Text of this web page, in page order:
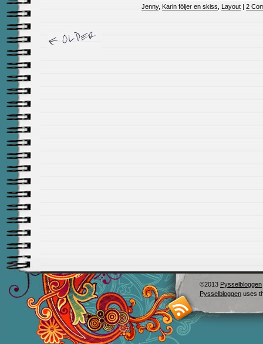
Jenny, Karin följer en skiss Layout | 2
©2013 Pysselbloggen
Pysselbloggen uses